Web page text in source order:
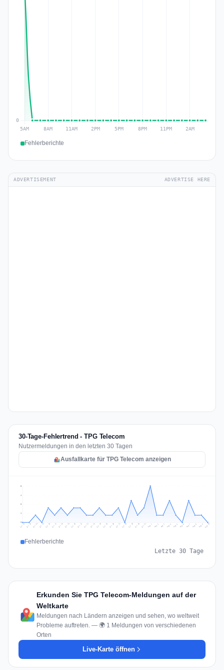
Fehlerberichte
ADVERTISEMENT ADVERTISE HERE
30-Tage-Fehlertrend - TPG Telecom
Nutzermeldungen in den letzten 30 Tagen
Ausfallkarte für TPG Telecom anzeigen
1
3
4
5
Jul 12 Jul 13 Jul 14 Jul 15 Jul 16 Jul 17 Jul 18 Jul 19 Jul 20 Jul 21 Jul 22 Jul 23 Jul 24 Jul 25 Jul 26 Jul 27 Jul 28 Jul 29 Jul 30 Jul 31 Aug 1 Aug 2 Aug 3 Aug 4 Aug 5 Aug 6 Aug 7 Aug 8 Aug 9 Aug 10
Fehlerberichte
Letzte 30 Tage
Erkunden Sie TPG Telecom-Meldungen auf der
Weltkarte
Meldungen nach Ländern anzeigen und sehen, wo weltweit
Probleme auftreten. — 🌍 1 Meldungen von verschiedenen
Orten
Live-Karte öffnen